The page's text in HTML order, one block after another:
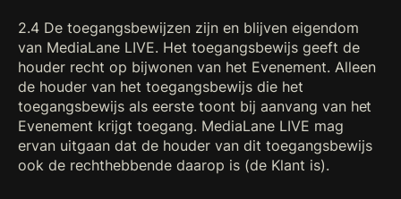
2.4 De toegangsbewijzen zijn en blijven eigendom
van MediaLane LIVE. Het toegangsbewijs geeft de
houder recht op bijwonen van het Evenement. Alleen
de houder van het toegangsbewijs die het
toegangsbewijs als eerste toont bij aanvang van het
Evenement krijgt toegang. MediaLane LIVE mag
ervan uitgaan dat de houder van dit toegangsbewijs
ook de rechthebbende daarop is (de Klant is).